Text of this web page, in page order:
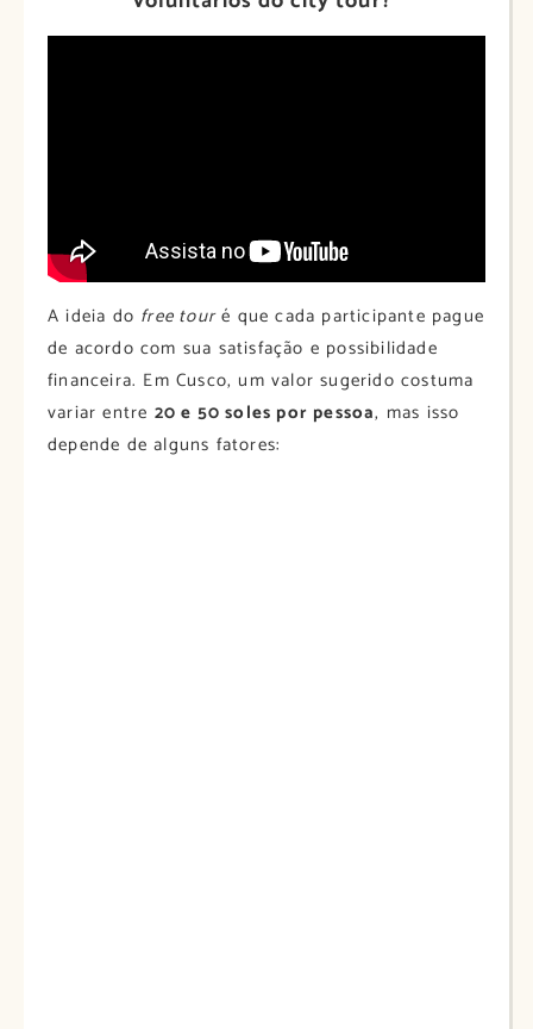
A ideia do free touré que cada participante pague
de acordo com sua satisfação e possibilidade
financeira. Em Cusco, um valor sugerido costuma
variar entre 20 e 50 soles por pessoa, mas isso
depende de alguns fatores: